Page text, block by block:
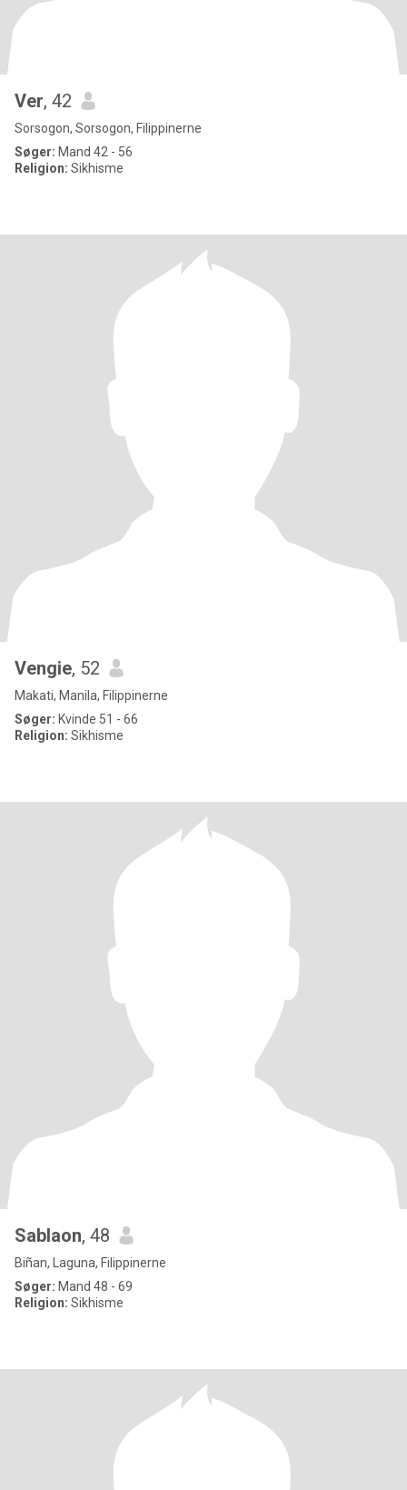
Ver, 42
Sorsogon, Sorsogon, Filippinerne
Søger: Mand 42 - 56
Religion: Sikhisme
Vengie, 52
Makati, Manila, Filippinerne
Søger: Kvinde 51 - 66
Religion: Sikhisme
Sablaon, 48
Biñan, Laguna, Filippinerne
Søger: Mand 48 - 69
Religion: Sikhisme